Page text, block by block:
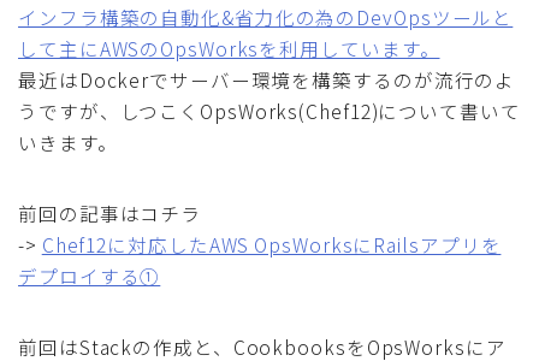
インフラ構築の自動化&省力化の為のDevOpsツールと
して主にAWSのOpsWorksを利用しています。
最近はDockerでサーバー環境を構築するのが流行のよ
うですが、しつこくOpsWorks(Chef12)について書いて
いきます。
前回の記事はコチラ
-> Chef12に対応したAWS OpsWorksにRailsアプリを
デプロイする①
前回はStackの作成と、CookbooksをOpsWorksにア